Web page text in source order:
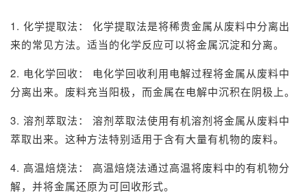
1. 化学提取法： 化学提取法是将稀贵金属从废料中分离出
来的常见方法。适当的化学反应可以将金属沉淀和分离。
2. 电化学回收： 电化学回收利用电解过程将金属从废料中
分离出来。废料充当阳极，而金属在电解中沉积在阴极上。
3. 溶剂萃取法： 溶剂萃取法使用有机溶剂将金属从废料中
萃取出来。这种方法特别适用于含有大量有机物的废料。
4. 高温焙烧法： 高温焙烧法通过高温将废料中的有机物分
解，并将金属还原为可回收形式。